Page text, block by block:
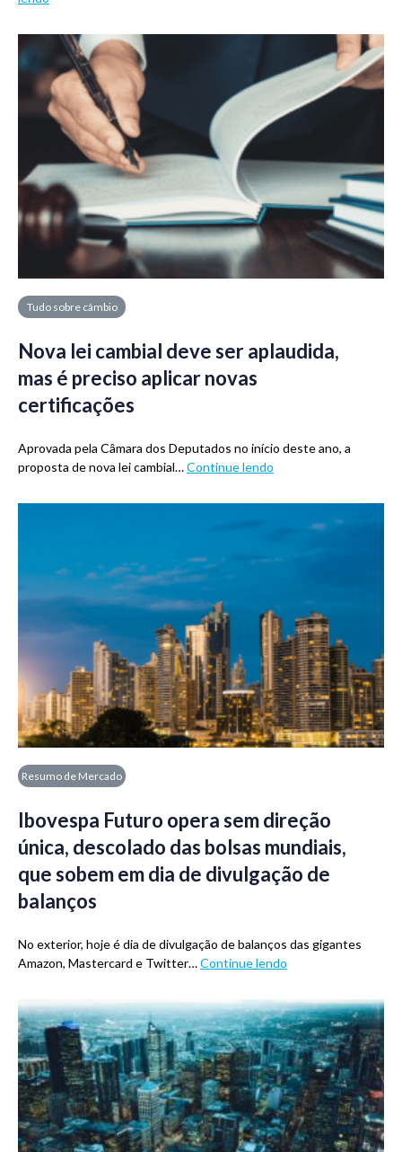
Tudo sobre câmbio
Nova lei cambial deve ser aplaudida,
mas é preciso aplicar novas
certificações
Aprovada pela Câmara dos Deputados no início deste ano, a
proposta de nova lei cambial…Continue lendo
Resumo de Mercado
Ibovespa Futuro opera sem direção
única, descolado das bolsas mundiais,
que sobem em dia de divulgação de
balanços
No exterior, hoje é dia de divulgação de balanços das gigantes
Amazon, Mastercard e Twitter…Continue lendo